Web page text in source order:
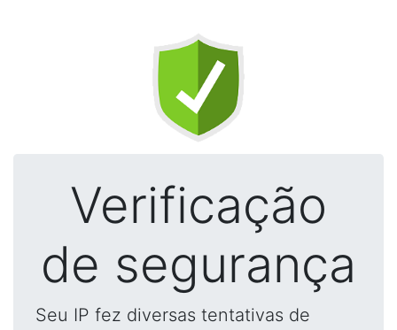
Verificação
de segurança
Seu IP fez diversas tentativas de